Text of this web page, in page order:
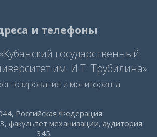
и телефоны
государственный
им. И.Т. Трубилина»
и мониторинга
Российская Федерация
факультет механизации, аудитория
345